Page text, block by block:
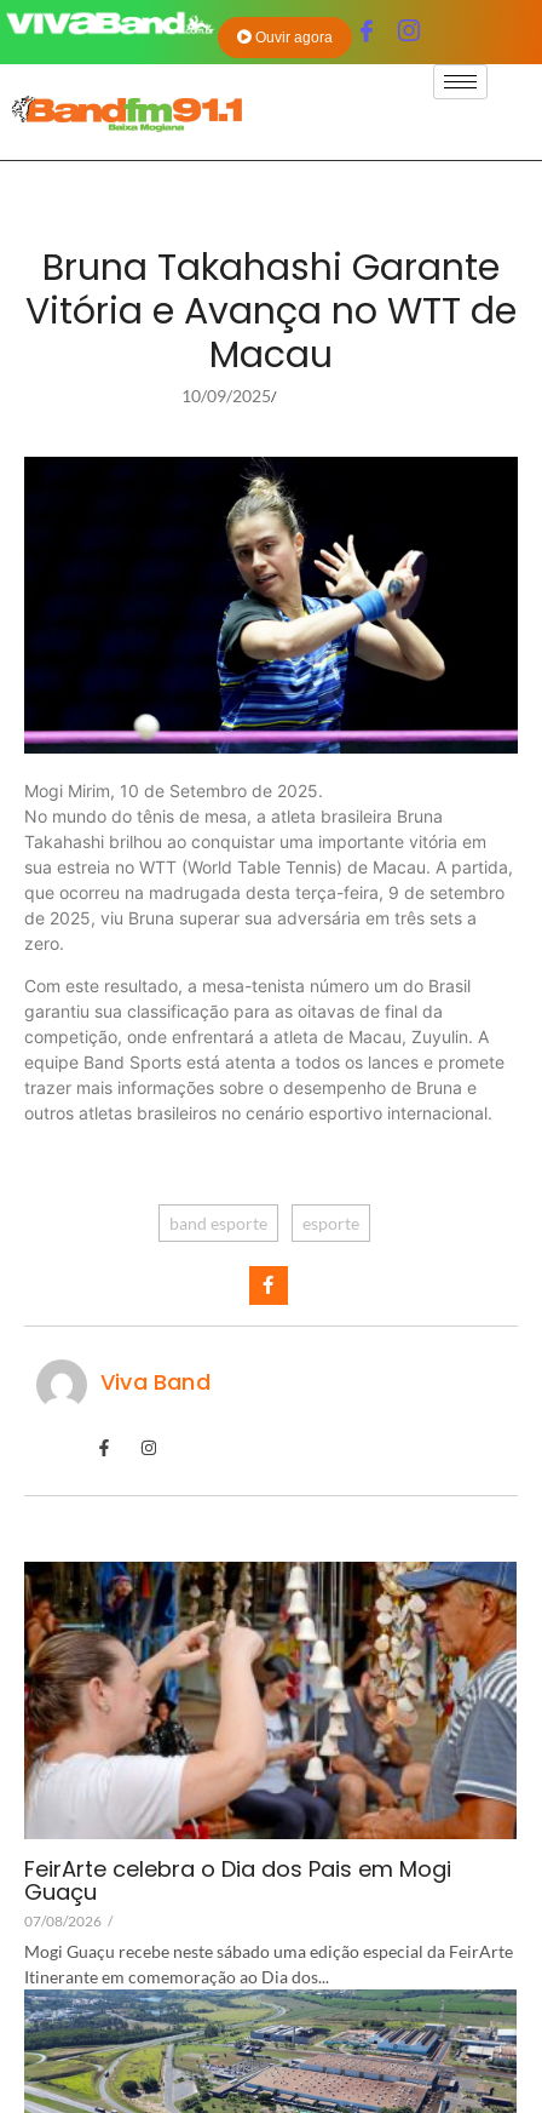
Ouvir agora
Bruna Takahashi Garante
Vitória e Avança no WTT de
Macau
10/09/2025/
Mogi Mirim, 10 de Setembro de 2025.
No mundo do tênis de mesa, a atleta brasileira Bruna
Takahashi brilhou ao conquistar uma importante vitória em
sua estreia no WTT (World Table Tennis) de Macau. A partida,
que ocorreu na madrugada desta terça-feira, 9 de setembro
de 2025, viu Bruna superar sua adversária em três sets a
zero.
Com este resultado, a mesa-tenista número um do Brasil
garantiu sua classificação para as oitavas de final da
competição, onde enfrentará a atleta de Macau, Zuyulin. A
equipe Band Sports está atenta a todos os lances e promete
trazer mais informações sobre o desempenho de Bruna e
outros atletas brasileiros no cenário esportivo internacional.
band esporte esporte
Viva Band
FeirArte celebra o Dia dos Pais em Mogi
Guaçu
07/08/2026 /
Mogi Guaçu recebe neste sábado uma edição especial da FeirArte
Itinerante em comemoração ao Dia dos...